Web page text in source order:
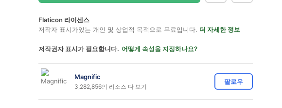
Flaticon 라이센스
저작자 표시가있는 개인 및 상업적 목적으로 무료입니다. 더 자세한 정보
저작권자 표시가 필요합니다. 어떻게 속성을 지정하나요?
Magnific
3,282,856의 리소스 다 보기
팔로우